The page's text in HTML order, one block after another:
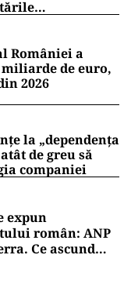
României a
miliarde de euro,
2026
la „dependența
de greu să
companiei
expun
român: ANP
Ce ascund